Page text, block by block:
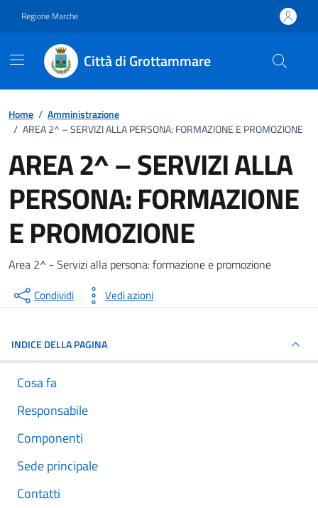
Regione Marche
Città di Grottammare
Home / Amministrazione
/ AREA 2^ – SERVIZI ALLA PERSONA: FORMAZIONE E PROMOZIONE
AREA 2^ – SERVIZI ALLA
PERSONA: FORMAZIONE
E PROMOZIONE
Dettagli della notizia
Area 2^ - Servizi alla persona: formazione e promozione
Condividi Vedi azioni
INDICE DELLA PAGINA
Cosa fa
Responsabile
Componenti
Sede principale
Contatti